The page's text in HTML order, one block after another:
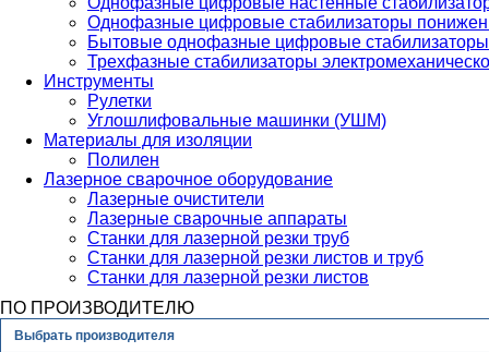
Однофазные цифровые стабилизаторы
Бытовые однофазные цифровые стабилизаторы
Трехфазные стабилизаторы
Инструменты
Рулетки
Углошлифовальные машинки (УШМ)
Материалы для изоляции
Полилен
Лазерное сварочное оборудование
Лазерные очистители
Лазерные сварочные аппараты
Станки для лазерной резки труб
Станки для лазерной резки листов и труб
Станки для лазерной резки листов
ПО ПРОИЗВОДИТЕЛЮ
Выбрать производителя